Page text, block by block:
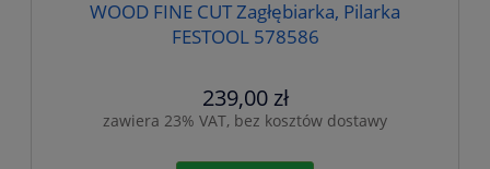
WOOD FINE CUT Zagłębiarka, Pilarka
FESTOOL 578586
239,00 zł
zawiera 23% VAT, bez kosztów dostawy